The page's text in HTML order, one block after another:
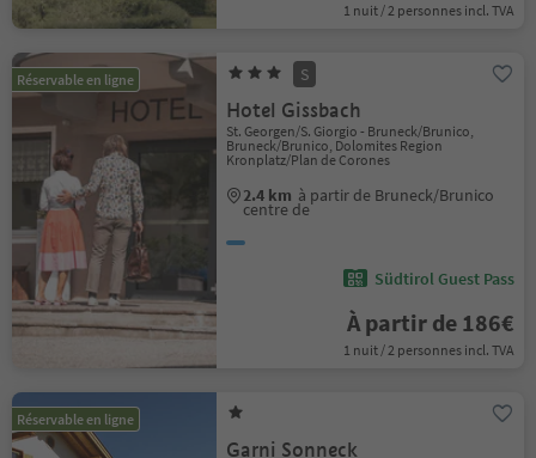
1 nuit / 2 personnes incl. TVA
Réservable en ligne S
Hotel Gissbach
St. Georgen/S. Giorgio - Bruneck/Brunico,
Bruneck/Brunico, Dolomites Region
Kronplatz/Plan de Corones
2.4 km à partir de Bruneck/Brunico
centre de
Südtirol Guest Pass
À partir de 186€
1 nuit / 2 personnes incl. TVA
Réservable en ligne
Garni Sonneck